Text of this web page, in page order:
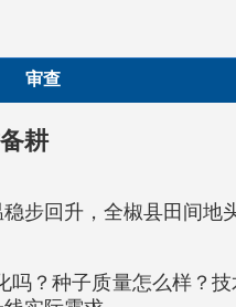
审查
耕
步回升，全椒县田间
吗？种子质量怎么样？